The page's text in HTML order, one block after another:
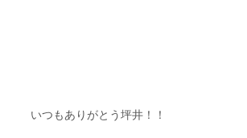
いつもありがとう坪井！！